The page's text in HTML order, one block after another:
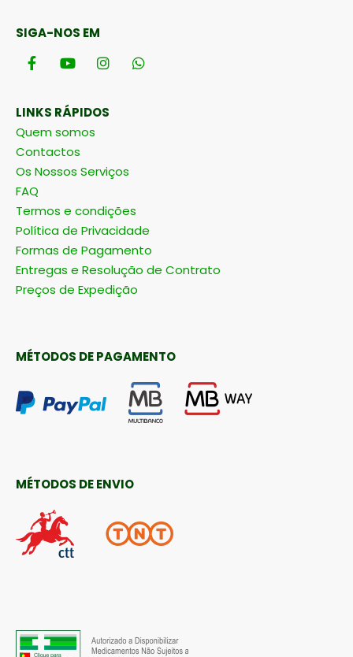
SIGA-NOS EM
LINKS RÁPIDOS
Quem somos
Contactos
Os Nossos Serviços
FAQ
Termos e condições
Política de Privacidade
Formas de Pagamento
Entregas e Resolução de Contrato
Preços de Expedição
MÉTODOS DE PAGAMENTO
MÉTODOS DE ENVIO